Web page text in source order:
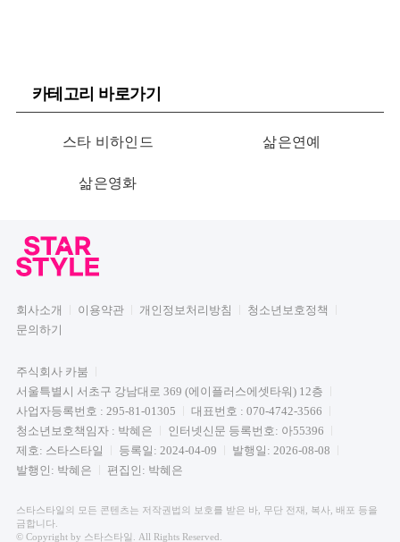
카테고리 바로가기
스타 비하인드 삶은연예
삶은영화
회사소개 이용약관 개인정보처리방침
청소년보호정책
문의하기
주식회사 카붐
서울특별시 서초구 강남대로 369 (에이플러스에셋타워) 12층
사업자등록번호 : 295-81-01305
대표번호 : 070-4742-3566
청소년보호책임자 : 박혜은
인터넷신문 등록번호: 아55396
제호: 스타스타일
등록일: 2024-04-09
발행일: 2026-08-08
발행인: 박혜은
편집인: 박혜은
스타스타일의 모든 콘텐츠는 저작권법의 보호를 받은 바, 무단 전재, 복사, 배포 등을
금합니다.
© Copyright by 스타스타일. All Rights Reserved.